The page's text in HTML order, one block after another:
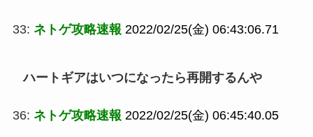
33: ネトゲ攻略速報 2022/02/25(金) 06:43:06.71
ハートギアはいつになったら再開するんや
36: ネトゲ攻略速報 2022/02/25(金) 06:45:40.05